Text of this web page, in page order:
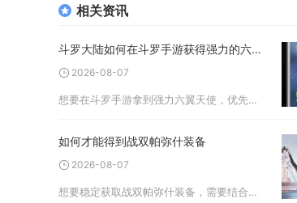
相关资讯
斗罗大陆如何在斗罗手游获得强力的六翼天使
2026-08-07
想要在斗罗手游拿到强力六翼天使，优先通过限定觉醒卡池抽取武魂本体，再完成魂环配置、魂骨打磨与阵容适配，才可以把该强攻系武魂的完整实力释放出来。六翼天使属于光属性强攻定位，依靠闪光、光能、升腾三层状态循环打出伤害
如何才能得到战双帕弥什装备
2026-08-07
想要稳定获取战双帕弥什装备，需要结合研发抽取、副本刷取、各类商店定向兑换三条核心路径，合理分配血清与黑卡资源，区分开荒过渡装备与毕业装备，搭配长期周常玩法积累兑换素材，循序渐进集齐武器与意识套装。装备分为武器和